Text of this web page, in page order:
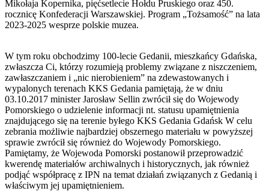
Mikołaja Kopernika, pięćsetlecie Hołdu Pruskiego oraz 450.
rocznicę Konfederacji Warszawskiej. Program „Tożsamość” na lata
2023-2025 wesprze polskie muzea.
W tym roku obchodzimy 100-lecie Gedanii, mieszkańcy Gdańska,
zwłaszcza Ci, którzy rozumieją problemy związane z niszczeniem,
zawłaszczaniem i „nic nierobieniem” na zdewastowanych i
wypalonych terenach KKS Gedania pamiętają, że w dniu
03.10.2017 minister Jarosław Sellin zwrócił się do Wojewody
Pomorskiego o udzielenie informacji nt. statusu upamiętnienia
znajdującego się na terenie byłego KKS Gedania Gdańsk W celu
zebrania możliwie najbardziej obszernego materiału w powyższej
sprawie zwrócił się również do Wojewody Pomorskiego.
Pamiętamy, że Wojewoda Pomorski postanowił przeprowadzić
kwerendę materiałów archiwalnych i historycznych, jak również
podjąć współpracę z IPN na temat działań związanych z Gedanią i
właściwym jej upamiętnieniem.